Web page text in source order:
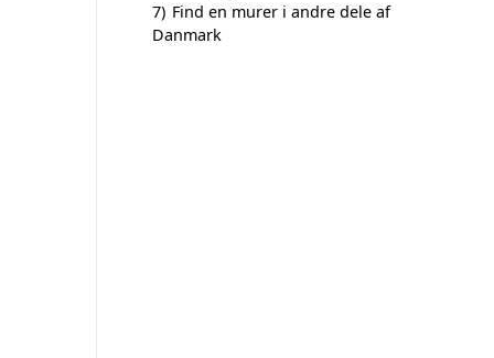
7) Find en murer i andre dele af
Danmark